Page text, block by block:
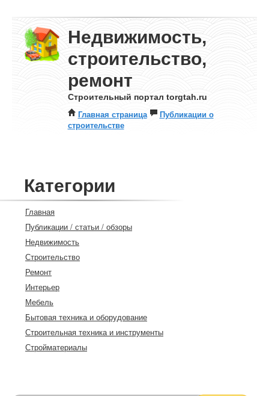
Недвижимость,
строительство,
ремонт
Строительный портал torgtah.ru
Главная страница
Публикации о
строительстве
Категории
Главная
Публикации / статьи / обзоры
Недвижимость
Строительство
Ремонт
Интерьер
Мебель
Бытовая техника и оборудование
Строительная техника и инструменты
Стройматериалы